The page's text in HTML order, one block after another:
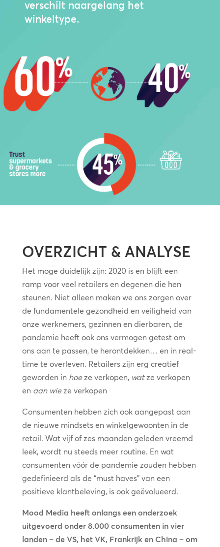
verschilt naargelang het
winkeltype.
OVERZICHT & ANALYSE
Het moge duidelijk zijn: 2020 is en blijft een
ramp voor veel retailers en degenen die hen
steunen. Niet alleen maken we ons zorgen over
de fundamentele gezondheid en veiligheid van
onze werknemers, gezinnen en dierbaren, de
pandemie heeft ook ons vermogen getest om
ons aan te passen, te herontdekken… en in real-
time te overleven. Retailers zijn erg creatief
geworden in hoeze verkopen, watze verkopen
en aan wieze verkopen
Consumenten hebben zich ook aangepast aan
de nieuwe mindsets en winkelgewoonten in de
retail. Wat vijf of zes maanden geleden vreemd
leek, wordt nu steeds meer routine. En wat
consumenten vóór de pandemie zouden hebben
gedefinieerd als de “must haves” van een
positieve klantbeleving, is ook geëvolueerd.
Mood Media heeft onlangs een onderzoek
uitgevoerd onder 8.000 consumenten in vier
landen – de VS, het VK, Frankrijk en China – om